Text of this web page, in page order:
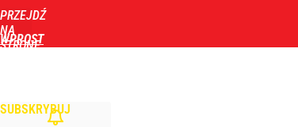
PRZEJDŹ
NA
STRONĘ
WPROST
SUBSKRYBUJ